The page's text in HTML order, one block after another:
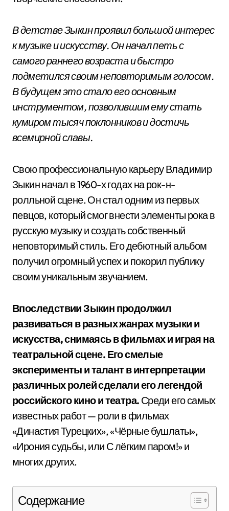
В детстве Зыкин проявил большой интерес
к музыке и искусству. Он начал петь с
самого раннего возраста и быстро
подметился своим неповторимым голосом.
В будущем это стало его основным
инструментом, позволившим ему стать
кумиром тысяч поклонников и достичь
всемирной славы.
Свою профессиональную карьеру Владимир
Зыкин начал в 1960-х годах на рок-н-
ролльной сцене. Он стал одним из первых
певцов, который смог внести элементы рока в
русскую музыку и создать собственный
неповторимый стиль. Его дебютный альбом
получил огромный успех и покорил публику
своим уникальным звучанием.
Впоследствии Зыкин продолжил
развиваться в разных жанрах музыки и
искусства, снимаясь в фильмах и играя на
театральной сцене. Его смелые
эксперименты и талант в интерпретации
различных ролей сделали его легендой
российского кино и театра. Среди его самых
известных работ — роли в фильмах
«Династия Турецких», «Чёрные бушлаты»,
«Ирония судьбы, или С лёгким паром!» и
многих других.
Содержание